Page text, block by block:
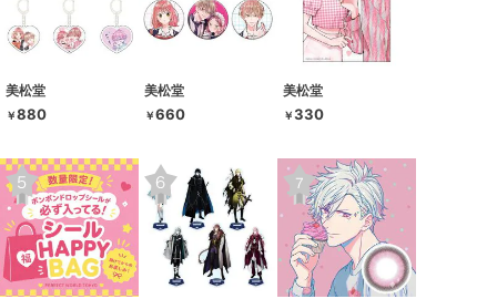
美松堂
￥880
美松堂
￥660
美松堂
￥330